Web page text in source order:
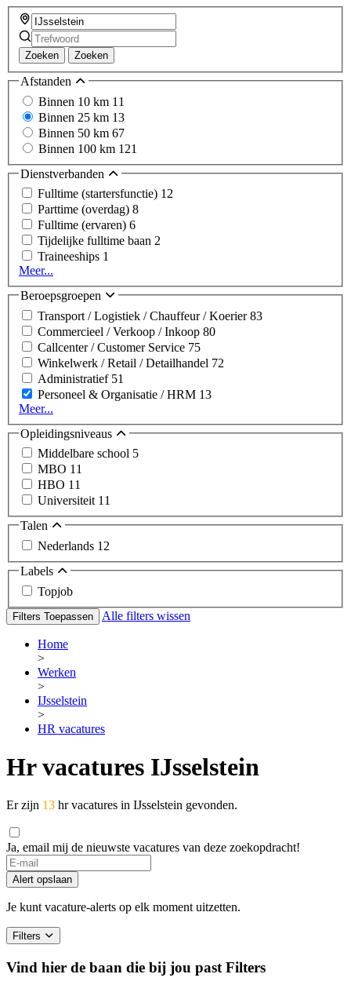
Zoeken Zoeken
Afstanden
Binnen 10 km 11
Binnen 25 km 13
Binnen 50 km 67
Binnen 100 km 121
Dienstverbanden
Fulltime (startersfunctie) 12
Parttime (overdag) 8
Fulltime (ervaren) 6
Tijdelijke fulltime baan 2
Traineeships 1
Meer...
Beroepsgroepen
Transport / Logistiek / Chauffeur / Koerier83
Commercieel / Verkoop / Inkoop 80
Callcenter / Customer Service 75
Winkelwerk / Retail / Detailhandel 72
Administratief 51
Personeel & Organisatie / HRM 13
Meer...
Opleidingsniveaus
Middelbare school 5
MBO 11
HBO 11
Universiteit 11
Talen
Nederlands 12
Labels
Topjob
Filters Toepassen Alle filters wissen
Home
>
Werken
>
IJsselstein
>
HR vacatures
Hr vacatures IJsselstein
Er zijn 13 hr vacatures in IJsselstein gevonden.
Ja, email mij de nieuwste vacatures van deze zoekopdracht!
Alert opslaan
Je kunt vacature-alerts op elk moment uitzetten.
Filters
Vind hier de baan die bij jou past Filters